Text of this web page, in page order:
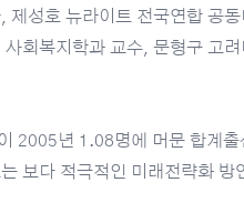
성호 뉴라이트 전국연합 공
회복지학과 교수, 문형구 고
2005년 1.08명에 머문 합계
보다 적극적인 미래전략화 방